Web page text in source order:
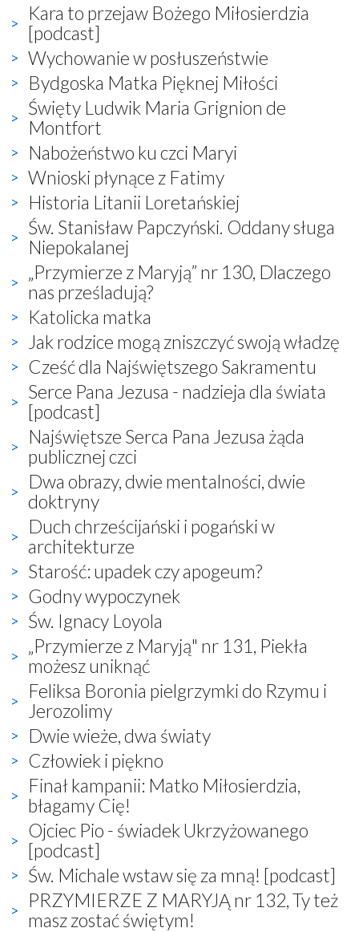
Kara to przejaw Bożego Miłosierdzia
[podcast]
Wychowanie w posłuszeństwie
Bydgoska Matka Pięknej Miłości
Święty Ludwik Maria Grignion de
Montfort
Nabożeństwo ku czci Maryi
Wnioski płynące z Fatimy
Historia Litanii Loretańskiej
Św. Stanisław Papczyński. Oddany sługa
Niepokalanej
„Przymierze z Maryją” nr 130, Dlaczego
nas prześladują?
Katolicka matka
Jak rodzice mogą zniszczyć swoją władzę
Cześć dla Najświętszego Sakramentu
Serce Pana Jezusa - nadzieja dla świata
[podcast]
Najświętsze Serca Pana Jezusa żąda
publicznej czci
Dwa obrazy, dwie mentalności, dwie
doktryny
Duch chrześcijański i pogański w
architekturze
Starość: upadek czy apogeum?
Godny wypoczynek
Św. Ignacy Loyola
„Przymierze z Maryją" nr 131, Piekła
możesz uniknąć
Feliksa Boronia pielgrzymki do Rzymu i
Jerozolimy
Dwie wieże, dwa światy
Człowiek i piękno
Finał kampanii: Matko Miłosierdzia,
błagamy Cię!
Ojciec Pio - świadek Ukrzyżowanego
[podcast]
Św. Michale wstaw się za mną! [podcast]
PRZYMIERZE Z MARYJĄ nr 132, Ty też
masz zostać świętym!